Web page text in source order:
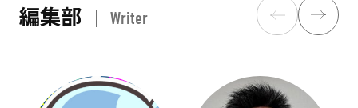
編集部 Writer